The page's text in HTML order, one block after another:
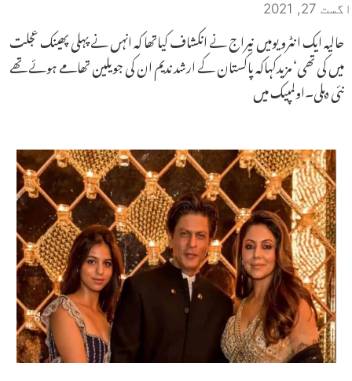
اگست 27, 2021
حالیہ ایک انٹرویومیں نیراج نے انکشاف کیاتھا کہ انہں نے پہلی پھینک عجلت
میں کی تھی‘ مزیدکہاکہ پاکستان کے ارشد ندیم ان کی جویلین تھامے ہوئے تھے
نئی دہلی۔اولمپیک میں